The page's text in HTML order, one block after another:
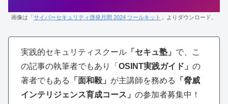
画像は「サイバーセキュリティ啓発月間 2024 ツールキット 」よりダウンロード。
実践的セキュリティスクール 「セキュ塾」 で、こ
の記事の執筆者でもあり「 OSINT実践ガイド」 の
著者でもある
「面和毅」 が主講師を務める
「脅威
インテリジェンス育成コース」 の参加者募集中！